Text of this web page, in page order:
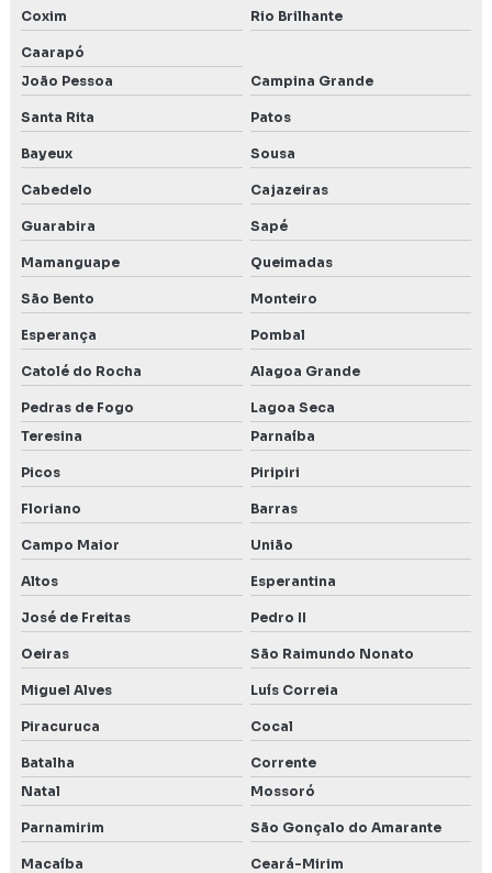
Coxim Rio Brilhante
Caarapó
João Pessoa
Campina Grande
Santa Rita Patos
Bayeux Sousa
Cabedelo Cajazeiras
Guarabira Sapé
Mamanguape Queimadas
São Bento Monteiro
Esperança Pombal
Catolé do Rocha Alagoa Grande
Pedras de Fogo
Lagoa Seca
Teresina
Parnaíba
Picos Piripiri
Floriano Barras
Campo Maior União
Altos Esperantina
José de Freitas Pedro II
Oeiras São Raimundo Nonato
Miguel Alves Luís Correia
Piracuruca Cocal
Batalha
Corrente
Natal
Mossoró
Parnamirim São Gonçalo do Amarante
Macaíba Ceará-Mirim